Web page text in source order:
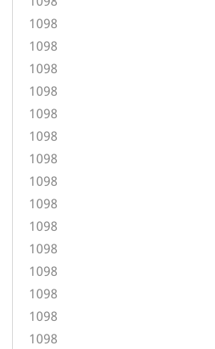
1098
1098
1098
1098
1098
1098
1098
1098
1098
1098
1098
1098
1098
1098
1098